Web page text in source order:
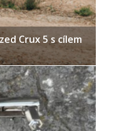
Crux 5 s cílem